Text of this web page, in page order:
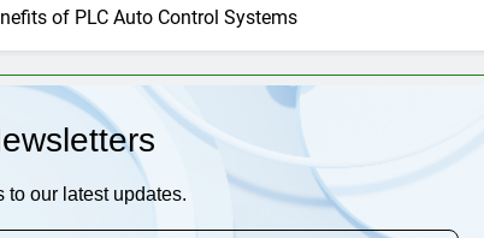
of PLC Auto Control Systems
to our latest updates.